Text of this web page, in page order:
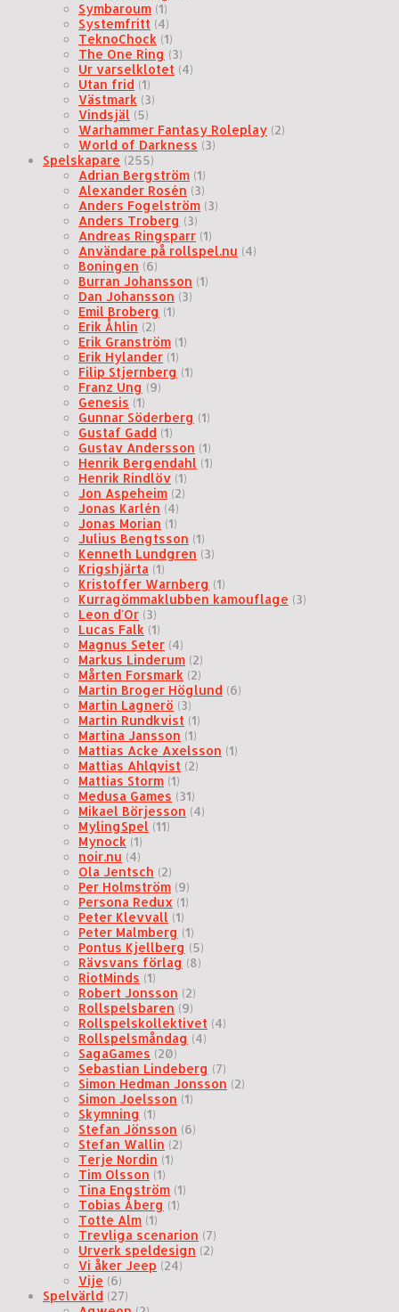
Symbaroum (1)
Systemfritt (4)
TeknoChock (1)
The One Ring (3)
Ur varselklotet (4)
Utan frid (1)
Västmark (3)
Vindsjäl (5)
Warhammer Fantasy Roleplay (2)
World of Darkness (3)
Spelskapare (255)
Adrian Bergström (1)
Alexander Rosén (3)
Anders Fogelström (3)
Anders Troberg (3)
Andreas Ringsparr (1)
Användare på rollspel.nu (4)
Boningen (6)
Burran Johansson (1)
Dan Johansson (3)
Emil Broberg (1)
Erik Åhlin (2)
Erik Granström (1)
Erik Hylander (1)
Filip Stjernberg (1)
Franz Ung (9)
Genesis (1)
Gunnar Söderberg (1)
Gustaf Gadd (1)
Gustav Andersson (1)
Henrik Bergendahl (1)
Henrik Rindlöv (1)
Jon Aspeheim (2)
Jonas Karlén (4)
Jonas Morian (1)
Julius Bengtsson (1)
Kenneth Lundgren (3)
Krigshjärta (1)
Kristoffer Warnberg (1)
Kurragömmaklubben kamouflage (3)
Leon d'Or (3)
Lucas Falk (1)
Magnus Seter (4)
Markus Linderum (2)
Mårten Forsmark (2)
Martin Broger Höglund (6)
Martin Lagnerö (3)
Martin Rundkvist (1)
Martina Jansson (1)
Mattias Acke Axelsson (1)
Mattias Ahlqvist (2)
Mattias Storm (1)
Medusa Games (31)
Mikael Börjesson (4)
MylingSpel (11)
Mynock (1)
noir.nu (4)
Ola Jentsch (2)
Per Holmström (9)
Persona Redux (1)
Peter Klevvall (1)
Peter Malmberg (1)
Pontus Kjellberg (5)
Rävsvans förlag (8)
RiotMinds (1)
Robert Jonsson (2)
Rollspelsbaren (9)
Rollspelskollektivet (4)
Rollspelsmåndag (4)
SagaGames (20)
Sebastian Lindeberg (7)
Simon Hedman Jonsson (2)
Simon Joelsson (1)
Skymning (1)
Stefan Jönsson (6)
Stefan Wallin (2)
Terje Nordin (1)
Tim Olsson (1)
Tina Engström (1)
Tobias Åberg (1)
Totte Alm (1)
Trevliga scenarion (7)
Urverk speldesign (2)
Vi åker Jeep (24)
Vije (6)
Spelvärld (27)